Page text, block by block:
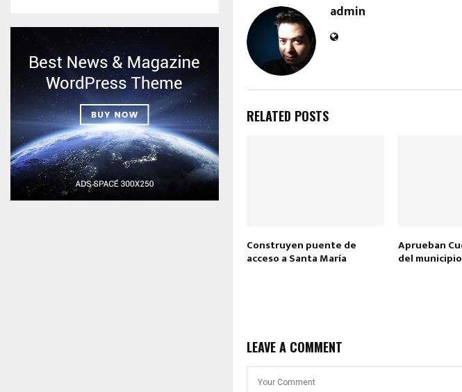
admin
RELATED POSTS
Construyen puente de
acceso a Santa María
Aprueban
del
LEAVE A COMMENT